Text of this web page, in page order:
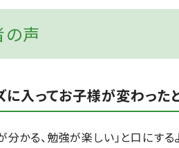
声
に入ってお子様が変わった
分かる、勉強が楽しい」と口にす